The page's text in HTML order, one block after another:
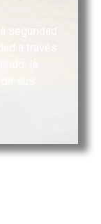
seguridad
a través
la
sus